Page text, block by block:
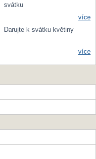
svátku
více
Darujte k svátku květiny
více